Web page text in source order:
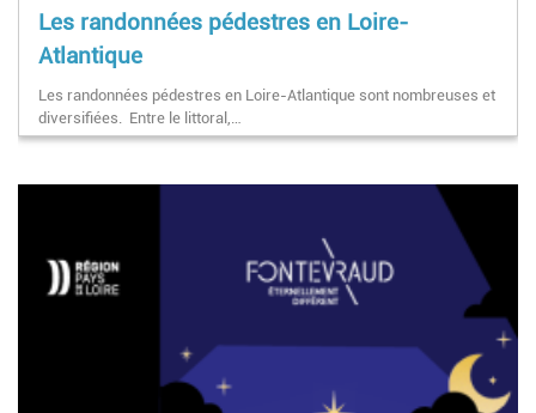
Les randonnées pédestres en Loire-
Atlantique
Les randonnées pédestres en Loire-Atlantique sont nombreuses et
diversifiées. Entre le littoral,…